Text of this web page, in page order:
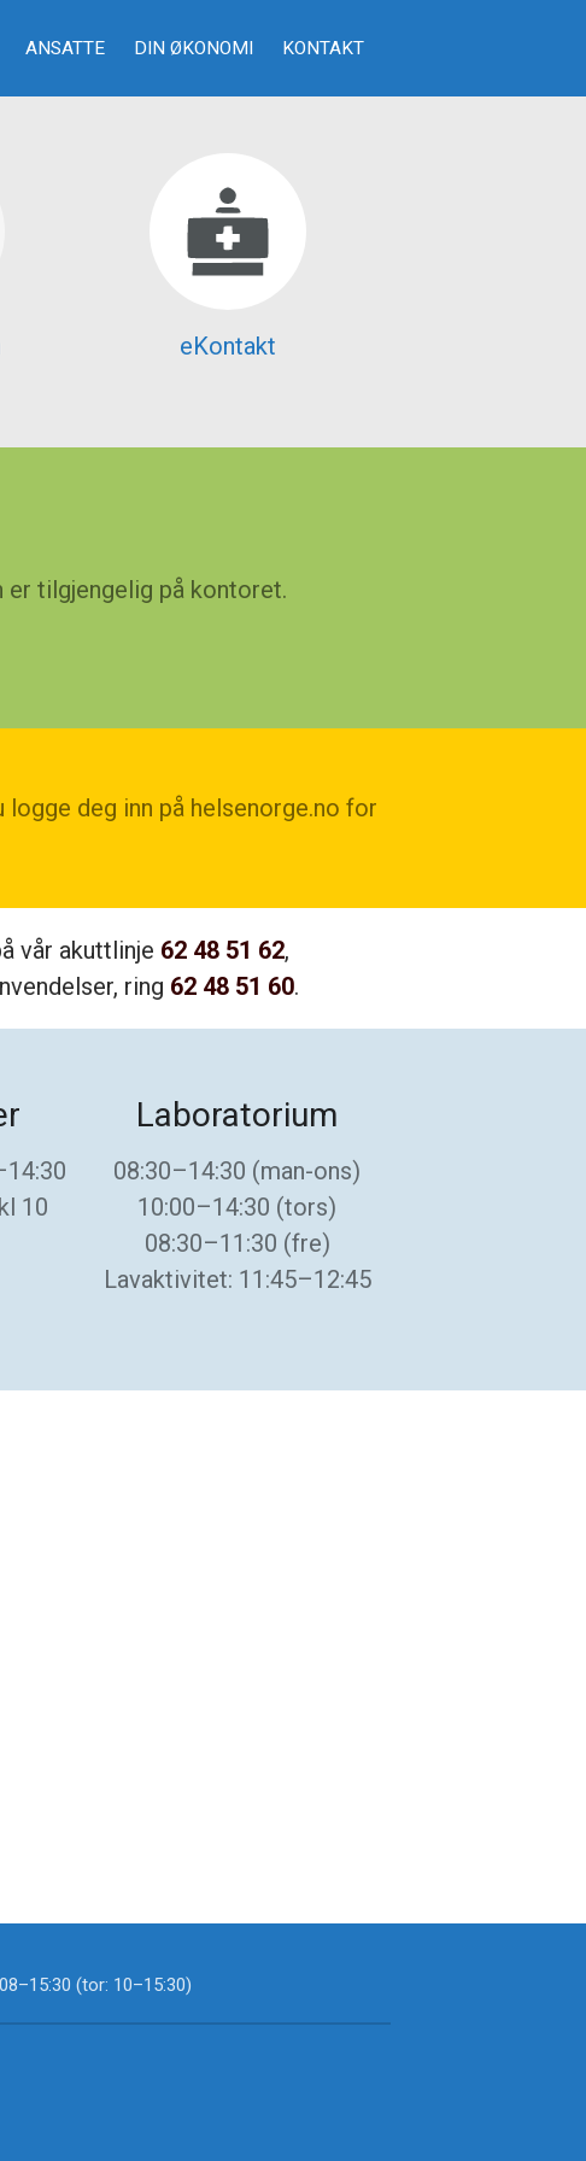
juli 2023
ANSATTE DIN ØKONOMI KONTAKT
eKontakt
er tilgjengelig på kontoret.
deg inn på helsenorge.no for
vår akuttlinje 62 48 51 62,
ring 62 48 51 60.
10
Laboratorium
08:30–14:30 (man-ons)
10:00–14:30 (tors)
08:30–11:30 (fre)
Lavaktivitet: 11:45–12:45
08–15:30 (tor: 10–15:30)